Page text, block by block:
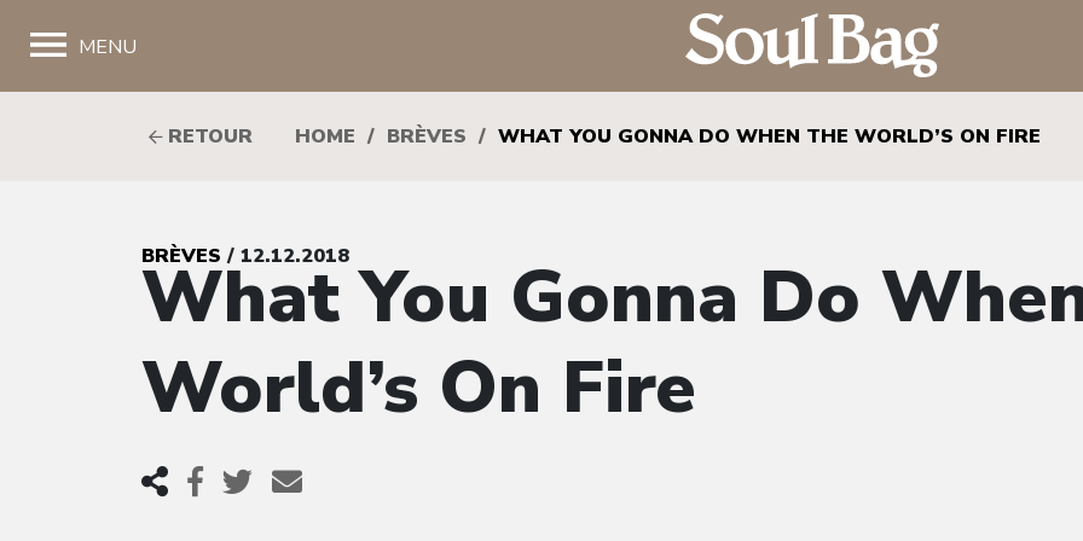
MENU
RETOUR HOME / BRÈVES / WHAT YOU GONNA DO WHEN THE WORLD’S ON FIRE
BRÈVES / 12.12.2018
What You Gonna Do
World’s On Fire